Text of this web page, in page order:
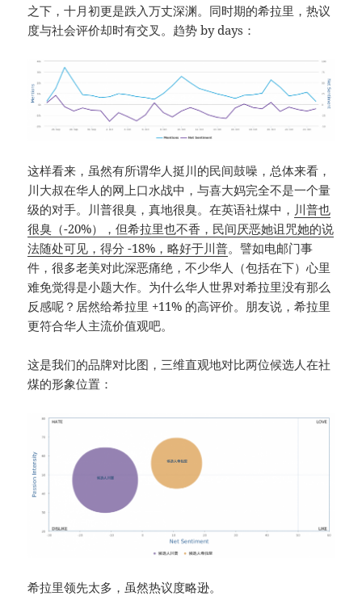
之下，十月初更是跌入万丈深渊。同时期的希拉里，热议
度与社会评价却时有交叉。趋势 by days：
这样看来，虽然有所谓华人挺川的民间鼓噪，总体来看，
川大叔在华人的网上口水战中，与喜大妈完全不是一个量
级的对手。川普很臭，真地很臭。在英语社煤中， 川普也
很臭（-20%），但希拉里也不香，民间厌恶她诅咒她的说
法随处可见，得分 -18%，略好于川普。譬如电邮门事
件，很多老美对此深恶痛绝，不少华人（包括在下）心里
难免觉得是小题大作。为什么华人世界对希拉里没有那么
反感呢？居然给希拉里 +11% 的高评价。朋友说，希拉里
更符合华人主流价值观吧。
这是我们的品牌对比图，三维直观地对比两位候选人在社
煤的形象位置：
希拉里领先太多，虽然热议度略逊。